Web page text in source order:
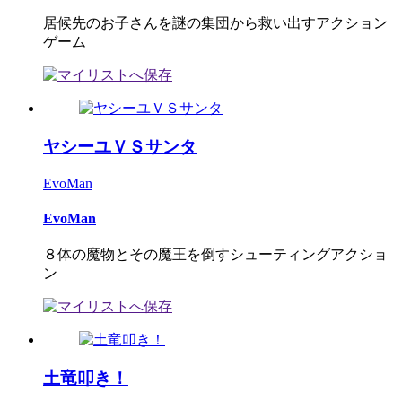
居候先のお子さんを謎の集団から救い出すアクション
ゲーム
ヤシーユＶＳサンタ
EvoMan
EvoMan
８体の魔物とその魔王を倒すシューティングアクショ
ン
土竜叩き！